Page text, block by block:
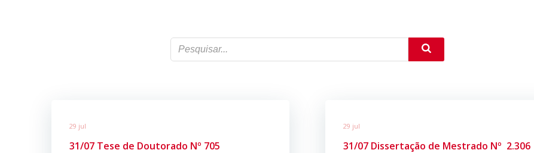
29 jul
31/07 Tese de Doutorado Nº 705
29 jul
31/07 Dissertação de Mestrado Nº 2.306